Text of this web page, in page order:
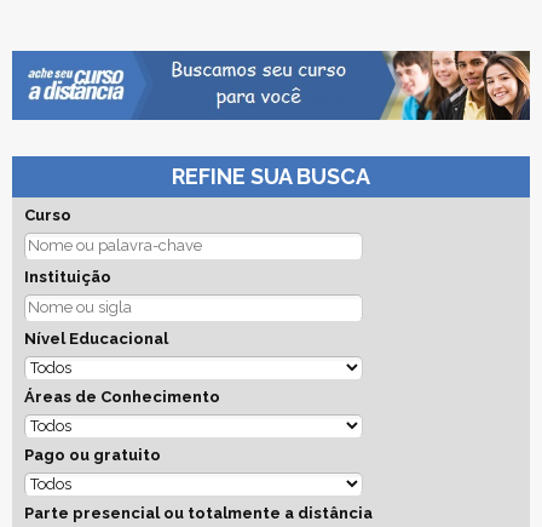
REFINE SUA BUSCA
Curso
Instituição
Nível Educacional
Áreas de Conhecimento
Pago ou gratuito
Parte presencial ou totalmente a distância